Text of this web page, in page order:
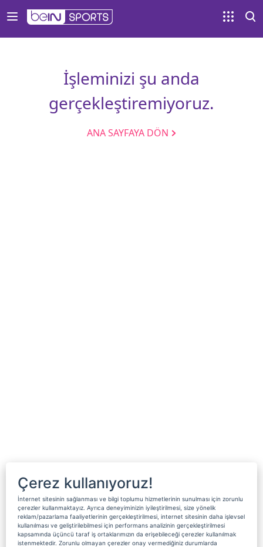
İşleminizi şu anda
gerçekleştiremiyoruz.
ANA SAYFAYA DÖN
Çerez kullanıyoruz!
İnternet sitesinin sağlanması ve bilgi toplumu hizmetlerinin sunulması için zorunlu
çerezler kullanmaktayız. Ayrıca deneyiminizin iyileştirilmesi, size yönelik
reklam/pazarlama faaliyetlerinin gerçekleştirilmesi, internet sitesinin daha işlevsel
kullanılması ve geliştirilebilmesi için performans analizinin gerçekleştirilmesi
kapsamında üçüncü taraf iş ortaklarımızın da erişebileceği çerezler kullanılmak
istenmektedir. Zorunlu olmayan çerezler onay vermediğiniz durumlarda